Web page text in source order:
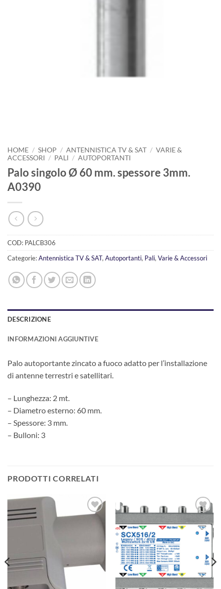
HOME / SHOP / ANTENNISTICA TV & SAT / VARIE &
ACCESSORI / PALI / AUTOPORTANTI
Palo singolo Ø 60 mm. spessore 3mm.
A0390
COD: PALCB306
Categorie:Antennistica TV & SAT, Autoportanti, Pali, Varie & Accessori
DESCRIZIONE
INFORMAZIONI AGGIUNTIVE
Palo autoportante zincato a fuoco adatto per l’installazione
di antenne terrestri e satellitari.
– Lunghezza: 2 mt.
– Diametro esterno: 60 mm.
– Spessore: 3 mm.
– Bulloni: 3
PRODOTTI CORRELATI
ALLA
LISTA DEI
DESIDERI